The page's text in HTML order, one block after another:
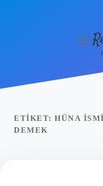
Yasal Uyarı
ETIKET: HÜNA
DEMEK